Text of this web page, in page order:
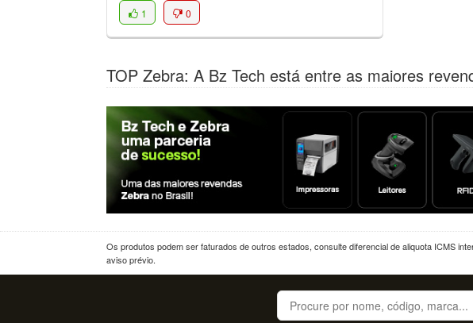
1
0
TOP Zebra: A Bz Tech está entre as maiores
Os produtos podem ser faturados de outros estados, consulte diferencial de aliquota ICMS
aviso prévio.
Buscar